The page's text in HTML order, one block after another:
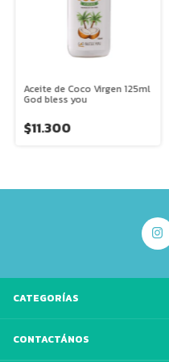
Aceite de Coco Virgen 125ml
God bless you
$11.300
CATEGORÍAS
CONTACTÁNOS